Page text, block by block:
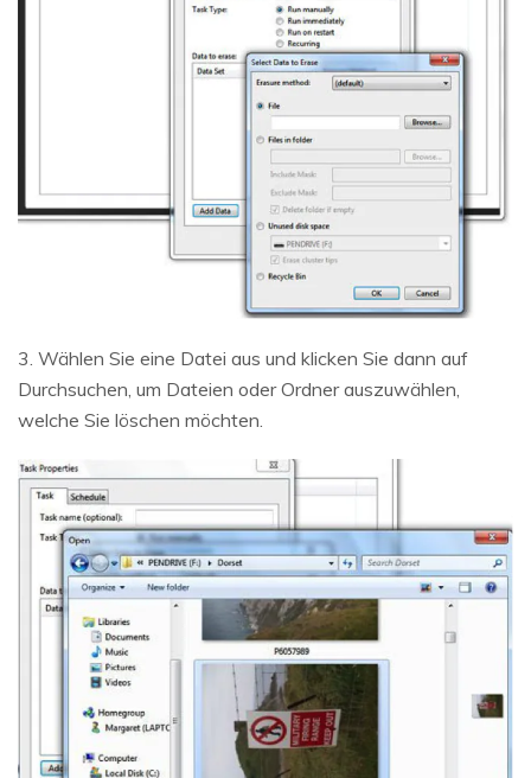
3. Wählen Sie eine Datei aus und klicken Sie dann auf
Durchsuchen, um Dateien oder Ordner auszuwählen,
welche Sie löschen möchten.